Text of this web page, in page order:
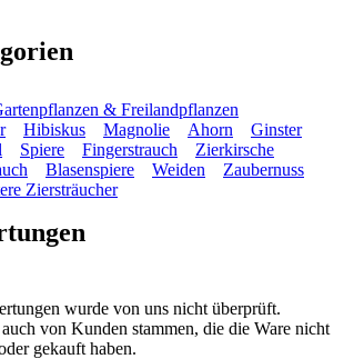
& Freilandpflanzen
Hibiskus Magnolie Ahorn
Ginster
Spiere Fingerstrauch
Zierkirsche
Blasenspiere Weiden
Zaubernuss
Ziersträucher
wurde von uns nicht überprüft.
von Kunden stammen, die die Ware nicht
gekauft haben.